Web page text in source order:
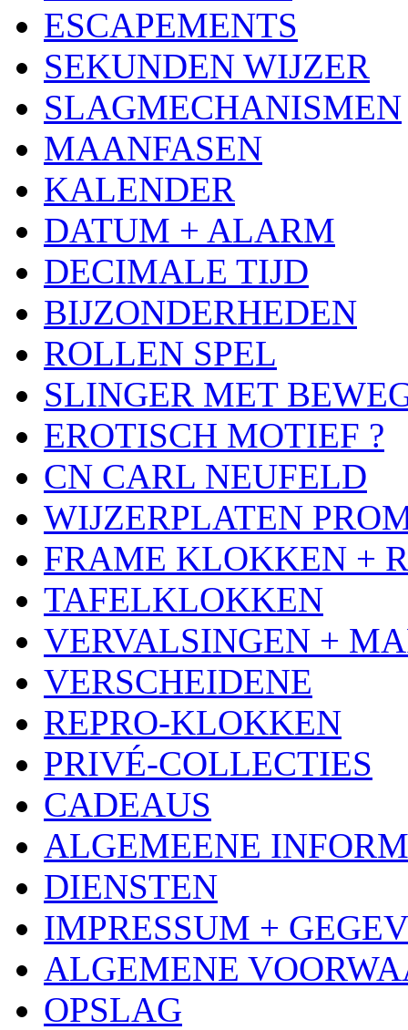
ESCAPEMENTS
SEKUNDEN WIJZER
SLAGMECHANISMEN
MAANFASEN
KALENDER
DATUM + ALARM
DECIMALE TIJD
BIJZONDERHEDEN
ROLLEN SPEL
SLINGER MET
EROTISCH MOTIEF ?
CN CARL NEUFELD
WIJZERPLATEN
FRAME KLOKKEN +
TAFELKLOKKEN
VERVALSINGEN +
VERSCHEIDENE
REPRO-KLOKKEN
PRIVÉ-COLLECTIES
CADEAUS
ALGEMEENE
DIENSTEN
IMPRESSUM +
ALGEMENE
OPSLAG